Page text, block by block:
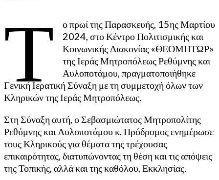
Τ
ο πρωί της Παρασκευής, 15ης Μαρτίου
2024, στο Κέντρο Πολιτισμικής και
Κοινωνικής Διακονίας «ΘΕΟΜΗΤΩΡ»
της Ιεράς Μητροπόλεως Ρεθύμνης και
Αυλοποτάμου, πραγματοποιήθηκε
Γενική Ιερατική Σύναξη με τη συμμετοχή όλων των
Κληρικών της Ιεράς Μητροπόλεως.
Στη Σύναξη αυτή, ο Σεβασμιώτατος Μητροπολίτης
Ρεθύμνης και Αυλοποτάμου κ. Πρόδρομος ενημέρωσε
τους Κληρικούς για θέματα της τρέχουσας
επικαιρότητας, διατυπώνοντας τη θέση και τις απόψεις
της Τοπικής, αλλά και της καθόλου, Εκκλησίας.